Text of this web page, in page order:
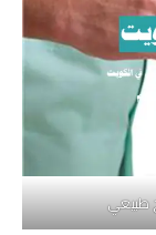
طبيعي